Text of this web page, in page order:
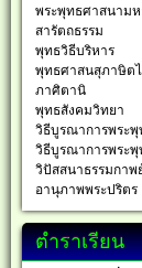
พระพุทธศาสนาม
สารัตถธรรม
พุทธวิธีบริหาร
พุทธศาสนสุภาษิต
ภาศิตานิ
พุทธสังคมวิทยา
วิธีบูรณาการพระ
วิธีบูรณาการพระ
วิปัสสนาธรรมกา
อานุภาพพระปริตร
ตำราเรียน